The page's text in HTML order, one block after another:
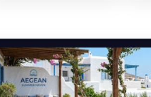
τοποθεσία
η
στο newsletter μας
ενημερωμένοι με τις τελευταίες